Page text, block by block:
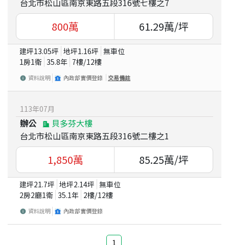
800萬 61.29萬/坪
建坪13.05坪 地坪1.16坪 無車位
1房1衛 35.8年 7樓/12樓
資料說明 內政部實價登錄 交易備註
113年07月
辦公
貝多芬大樓
台北市松山區南京東路五段316號二樓之1
1,850萬 85.25萬/坪
建坪21.7坪 地坪2.14坪 無車位
2房2廳1衛 35.1年 2樓/12樓
資料說明 內政部實價登錄
1